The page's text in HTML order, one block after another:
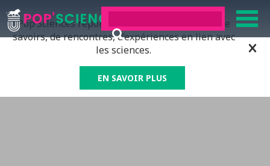
Pop’Sciences répond à tous ceux qui ont soif de
savoirs, de rencontres, d’expériences en lien avec
les sciences.
EN SAVOIR PLUS